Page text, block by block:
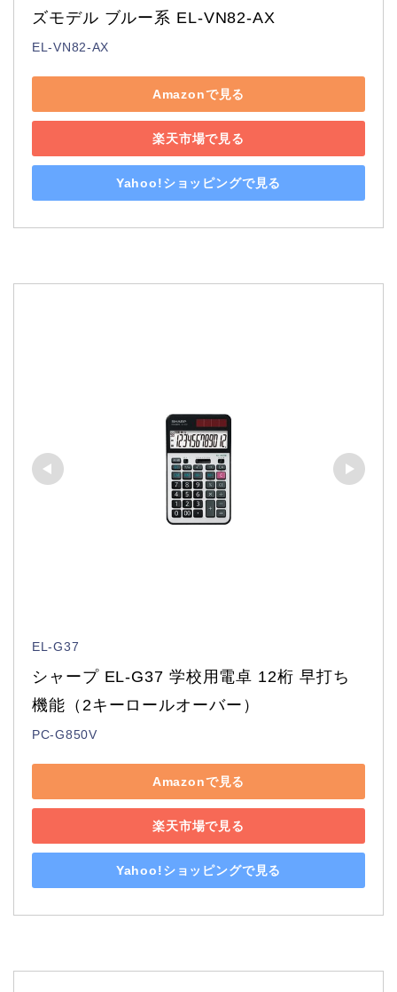
ズモデル ブルー系 EL-VN82-AX
EL-VN82-AX
Amazonで見る
楽天市場で見る
Yahoo!ショッピングで見る
EL-G37
シャープ EL-G37 学校用電卓 12桁 早打ち
機能（2キーロールオーバー）
PC-G850V
Amazonで見る
楽天市場で見る
Yahoo!ショッピングで見る